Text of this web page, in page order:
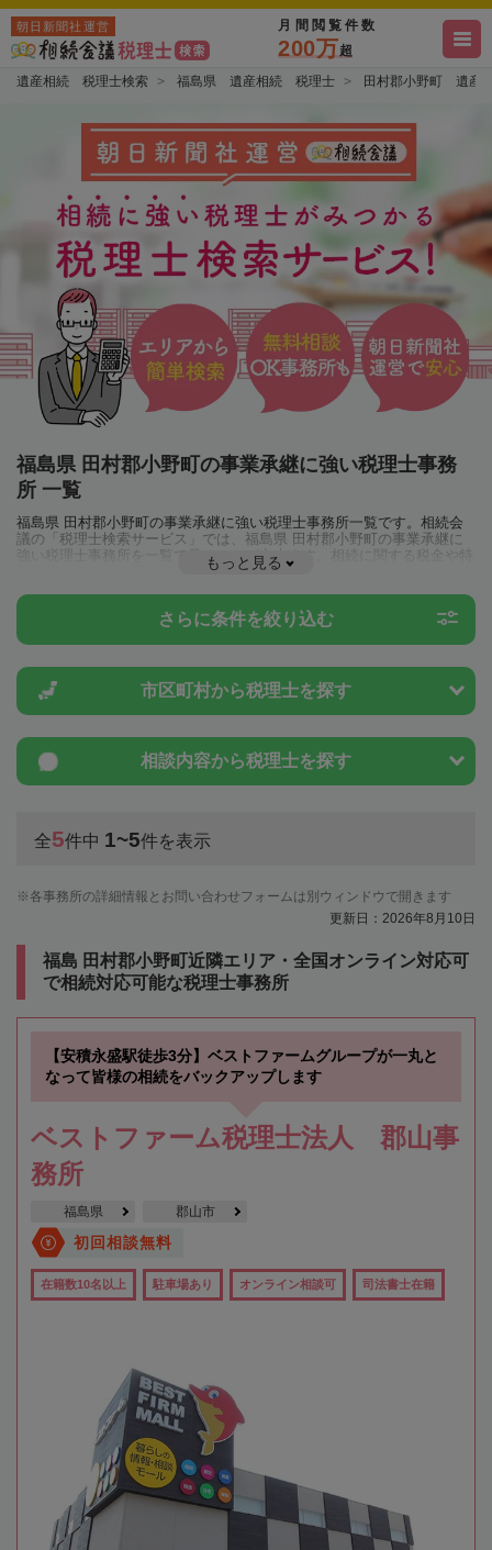
朝日新聞社運営 月間閲覧件数
200万超
遺産相続 税理士検索 福島県 遺産相続 税理士 田村郡小野町 遺産
福島県 田村郡小野町の事業承継に強い税理士事務
所 一覧
福島県 田村郡小野町の事業承継に強い税理士事務所一覧です。相続会
議の「税理士検索サービス」では、福島県 田村郡小野町の事業承継に
強い税理士事務所を一覧で見ることが出来ます。相続に関する税金や特
例制度のことは一度近隣の税理士に相談してみましょう。
もっと見る
さらに条件を絞り込む
市区町村から税理士を探す
相談内容から税理士を探す
全5件中 1~5件を表示
各事務所の詳細情報とお問い合わせフォームは別ウィンドウで開きます
更新日：2026年8月10日
福島 田村郡小野町近隣エリア・全国オンライン対応可
で相続対応可能な税理士事務所
【安積永盛駅徒歩3分】ベストファームグループが一丸と
なって皆様の相続をバックアップします
ベストファーム税理士法人 郡山事
務所
福島県 郡山市
初回相談無料
在籍数10名以上 駐車場あり オンライン相談可 司法書士在籍